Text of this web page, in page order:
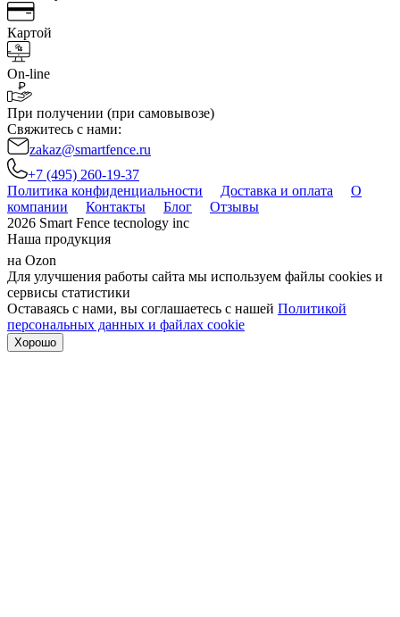
Картой
On-line
При получении (при самовывозе)
Свяжитесь с нами:
zakaz@smartfence.ru
+7 (495) 260-19-37
Политика конфиденциальности
Доставка и оплата
О
компании
Контакты Блог
Отзывы
2026 Smart Fence tecnology inc
Наша продукция
на Ozon
Для улучшения работы сайта мы используем файлы cookies и
сервисы статистики
Оставаясь с нами, вы соглашаетесь с нашей Политикой
персональных данных и файлах cookie
Хорошо